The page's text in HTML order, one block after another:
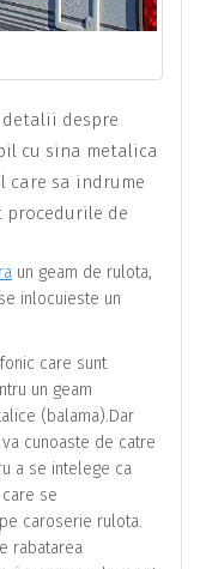
detalii despre
cu sina metalica
care sa indrume
procedurile de
un geam de rulota,
inlocuieste un
care sunt
un geam
(balama).Dar
cunoaste de catre
a se intelege ca
se
caroserie rulota.
rabatarea